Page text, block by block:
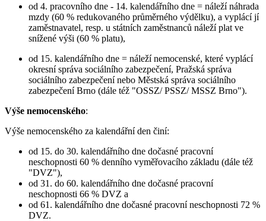
od 4. pracovního dne - 14. kalendářního dne = náleží náhrada
mzdy (60 % redukovaného průměrného výdělku), a vyplácí jí
zaměstnavatel, resp. u státních zaměstnanců náleží plat ve
snížené výši (60 % platu),
od 15. kalendářního dne = náleží nemocenské, které vyplácí
okresní správa sociálního zabezpečení, Pražská správa
sociálního zabezpečení nebo Městská správa sociálního
zabezpečení Brno (dále též "OSSZ/ PSSZ/ MSSZ Brno").
Výše nemocenského:
Výše nemocenského za kalendářní den činí:
od 15. do 30. kalendářního dne dočasné pracovní
neschopnosti 60 % denního vyměřovacího základu (dále též
"DVZ"),
od 31. do 60. kalendářního dne dočasné pracovní
neschopnosti 66 % DVZ a
od 61. kalendářního dne dočasné pracovní neschopnosti 72 %
DVZ.